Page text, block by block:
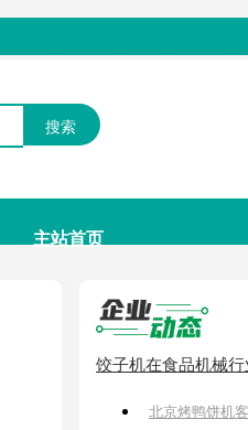
搜索
主站首页
饺子机在食品机械
北京烤鸭饼机